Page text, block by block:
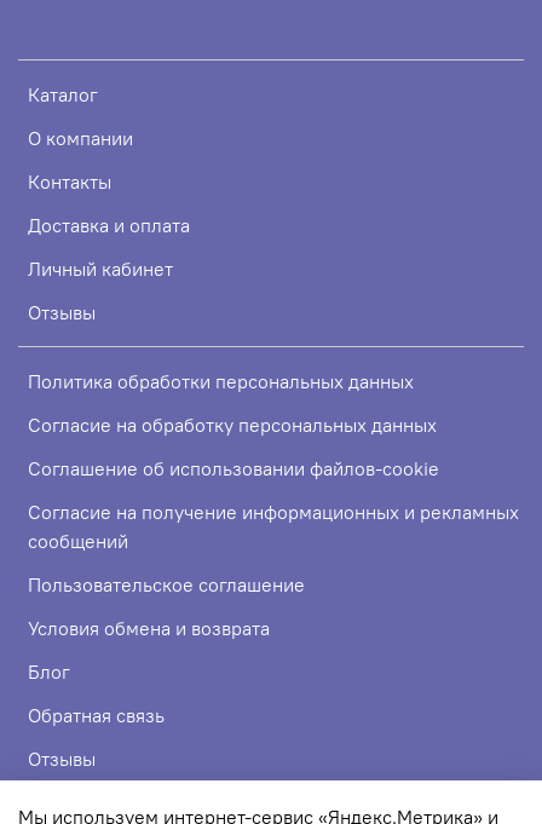
Каталог
О компании
Контакты
Доставка и оплата
Личный кабинет
Отзывы
Политика обработки персональных данных
Согласие на обработку персональных данных
Соглашение об использовании файлов-cookie
Согласие на получение информационных и рекламных
сообщений
Пользовательское соглашение
Условия обмена и возврата
Блог
Обратная связь
Отзывы
Мы используем интернет-сервис «Яндекс.Метрика» и